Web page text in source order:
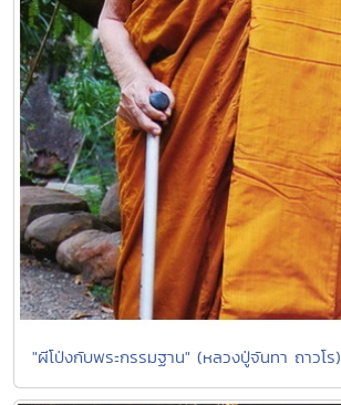
"ผีโป่งกับพระกรรมฐาน" (หลวงปู่จันทา ถาวโร)